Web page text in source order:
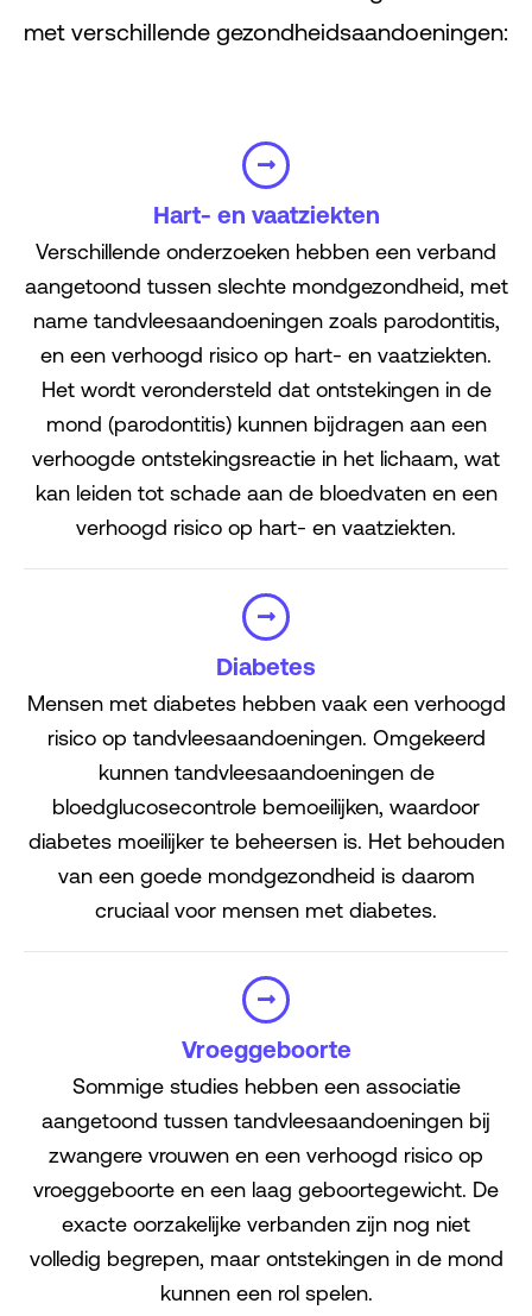
met verschillende gezondheidsaandoeningen:
Hart- en vaatziekten
Verschillende onderzoeken hebben een verband
aangetoond tussen slechte mondgezondheid, met
name tandvleesaandoeningen zoals parodontitis,
en een verhoogd risico op hart- en vaatziekten.
Het wordt verondersteld dat ontstekingen in de
mond (parodontitis) kunnen bijdragen aan een
verhoogde ontstekingsreactie in het lichaam, wat
kan leiden tot schade aan de bloedvaten en een
verhoogd risico op hart- en vaatziekten.
Diabetes
Mensen met diabetes hebben vaak een verhoogd
risico op tandvleesaandoeningen. Omgekeerd
kunnen tandvleesaandoeningen de
bloedglucosecontrole bemoeilijken, waardoor
diabetes moeilijker te beheersen is. Het behouden
van een goede mondgezondheid is daarom
cruciaal voor mensen met diabetes.
Vroeggeboorte
Sommige studies hebben een associatie
aangetoond tussen tandvleesaandoeningen bij
zwangere vrouwen en een verhoogd risico op
vroeggeboorte en een laag geboortegewicht. De
exacte oorzakelijke verbanden zijn nog niet
volledig begrepen, maar ontstekingen in de mond
kunnen een rol spelen.